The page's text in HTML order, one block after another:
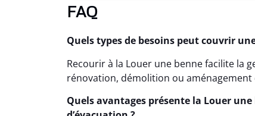
FAQ
Quels types de besoins peut couvrir
Recourir à la Louer une benne facilite la
rénovation, démolition ou aménagement
Quels avantages présente la Louer